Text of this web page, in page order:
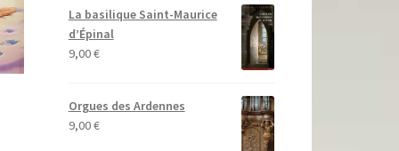
La basilique Saint-Maurice
d’Épinal
9,00€
Orgues des Ardennes
9,00€